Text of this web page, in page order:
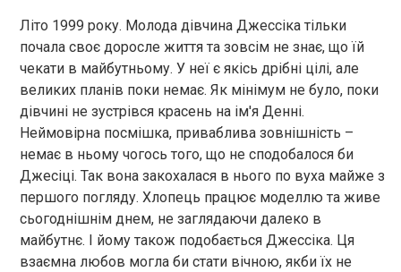
Літо 1999 року. Молода дівчина Джессіка тільки
почала своє доросле життя та зовсім не знає, що їй
чекати в майбутньому. У неї є якісь дрібні цілі, але
великих планів поки немає. Як мінімум не було, поки
дівчині не зустрівся красень на ім'я Денні.
Неймовірна посмішка, приваблива зовнішність –
немає в ньому чогось того, що не сподобалося би
Джесіці. Так вона закохалася в нього по вуха майже з
першого погляду. Хлопець працює моделлю та живе
сьогоднішнім днем, не заглядаючи далеко в
майбутнє. І йому також подобається Джессіка. Ця
взаємна любов могла би стати вічною, якби їх не